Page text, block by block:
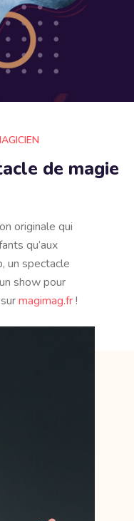
de magie
originale qui
qu’aux
un spectacle
show pour
magimag.fr!